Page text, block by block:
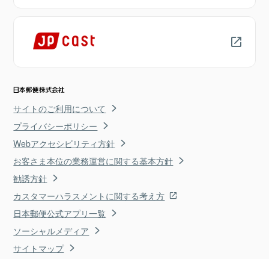
サイトのご利用について
プライバシーポリシー
Webアクセシビリティ方針
お客さま本位の業務運営に関する基本方針
勧誘方針
カスタマーハラスメントに関する考え方
日本郵便公式アプリ一覧
ソーシャルメディア
サイトマップ